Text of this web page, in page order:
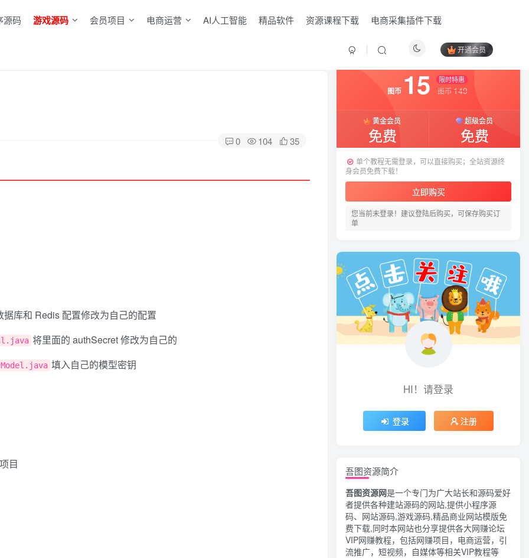
源码 游戏源码 会员项目 电商运营 AI人工智能 精品软件 资源课程下载 电商采集插件下载
开通会员
0 104 35
据库和 Redis 配置修改为自己的配置
将里面的 authSecret 修改为自己的
填入自己的模型密钥
目
HI！请登录
登录 注册
付费资源
图币 15 限时特惠
图币 149
黄金会员
免费
超级会员
免费
单个教程无需登录，可以直接购买；全站资源终
身会员免费下载！
立即购买
您当前未登录！建议登陆后购买，可保存购买订
单
HI！请登录
登录 注册
吾图资源简介
吾图资源网是一个专门为广大站长和源码爱好
者提供各种建站源码的网站,提供小程序源
码、网站源码,游戏源码,精品商业网站模版免
费下载,同时本网站也分享提供各大网赚论坛
VIP网赚教程，包括网赚项目，电商运营，引
流推广，短视频，自媒体等相关VIP教程等